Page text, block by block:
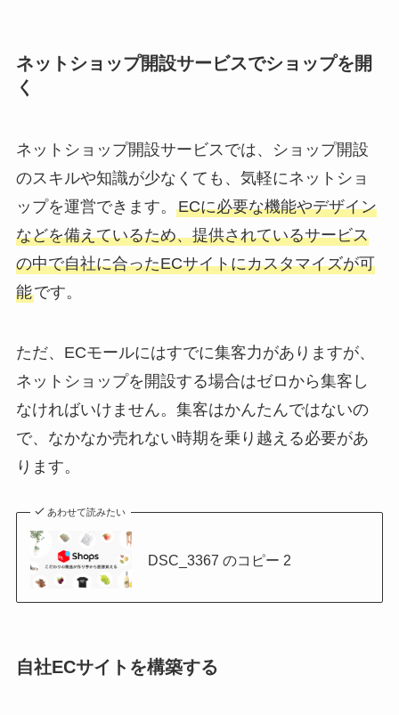
ネットショップ開設サービスでショップを開
く
ネットショップ開設サービスでは、ショップ開設
のスキルや知識が少なくても、気軽にネットショ
ップを運営できます。 ECに必要な機能やデザイン
などを備えているため、提供されているサービス
の中で自社に合ったECサイトにカスタマイズが可
能です。
ただ、ECモールにはすでに集客力がありますが、
ネットショップを開設する場合はゼロから集客し
なければいけません。集客はかんたんではないの
で、なかなか売れない時期を乗り越える必要があ
ります。
あわせて読みたい
DSC_3367 のコピー 2
自社ECサイトを構築する